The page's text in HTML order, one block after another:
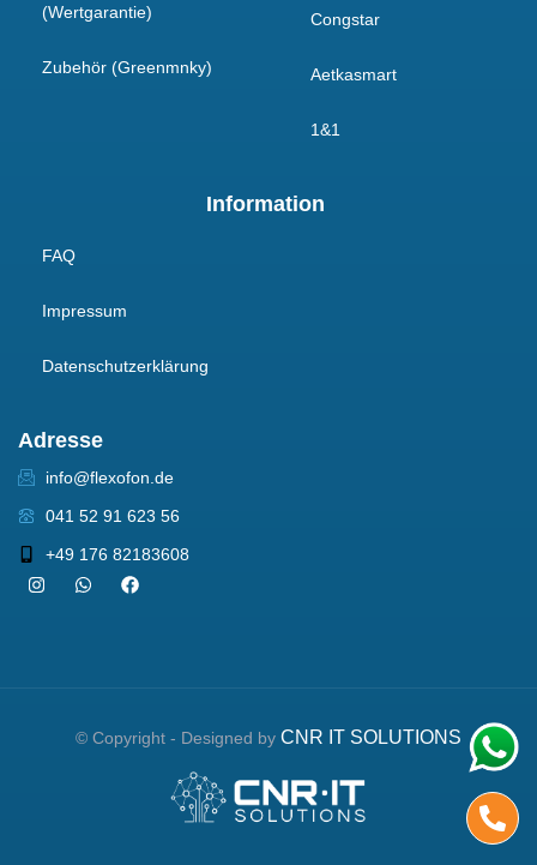
(Wertgarantie)
Zubehör (Greenmnky)
Congstar
Aetkasmart
1&1
Information
FAQ
Impressum
Datenschutzerklärung
Adresse
info@flexofon.de
041 52 91 623 56
+49 176 82183608
© Copyright - Designed by CNR IT SOLUTIONS